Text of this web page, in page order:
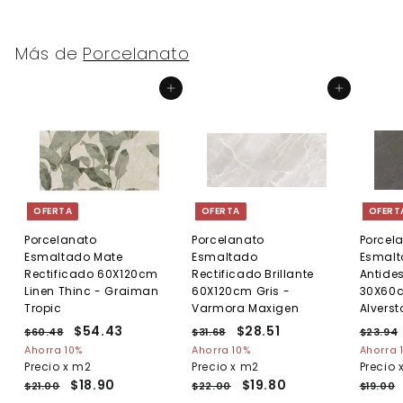
Más de Porcelanato
Agregar al carrito
OFERTA
Porcelanato
Esmaltado Mate
Rectificado 60X120cm
Linen Thinc - Graiman
Tropic
P
r
e
c
$60.48$
6
0
4
P
r
e
c
$54.43
Ahorra 10%
Precio x m2
$21.00 $18.90
Agregar al carrito
OFERTA
Porcelanato
Esmaltado
Rectificado Brillante
60X120cm Gris -
Varmora Maxigen
P
r
e
c
$31.68$
3
1
6
P
r
e
c
$28.51
.
Ahorra 10%
Precio x m2
$22.00 $19.80
P
r
e
c
$23.94
Ahorra
Precio
$19.00